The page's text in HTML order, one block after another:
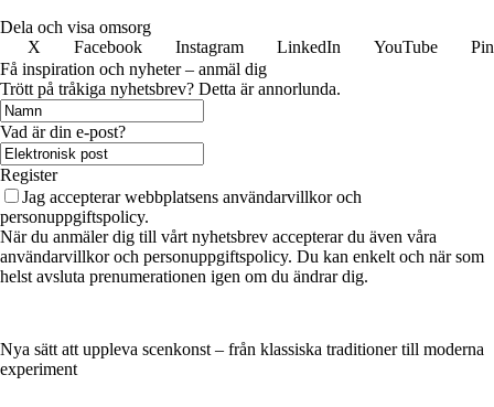
Dela och visa omsorg
X
Facebook Instagram LinkedIn YouTube
Få inspiration och nyheter – anmäl dig
Trött på tråkiga nyhetsbrev? Detta är annorlunda.
Vad är din e-post?
Register
Jag accepterar webbplatsens användarvillkor och
personuppgiftspolicy.
När du anmäler dig till vårt nyhetsbrev accepterar du även våra
användarvillkor och personuppgiftspolicy. Du kan enkelt och när som
helst avsluta prenumerationen igen om du ändrar dig.
Nya sätt att uppleva scenkonst – från klassiska traditioner till moderna
experiment